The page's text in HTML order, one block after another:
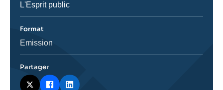
Nom
L'Esprit public
Format
Catégorie
Emission
Partager